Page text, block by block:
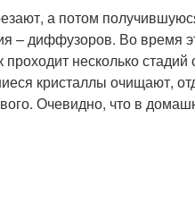
а потом
– диффузоров. Во время
несколько стадий
кристаллы очищают,
Очевидно, что в